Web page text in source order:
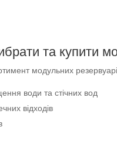
та купити
модульних
води та стічних вод
відходів